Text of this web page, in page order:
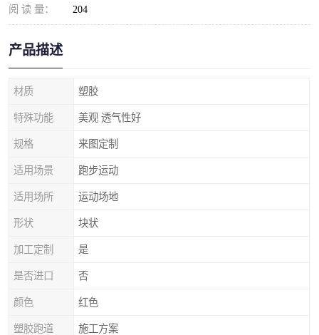
阅 读 量： 204
产品描述
材质 塑胶
特殊功能 美观 透气性好
规格 来图定制
适用场景 跑步运动
适用场所 运动场地
形状 块状
加工定制 是
是否进口 否
颜色 红色
塑胶跑道 施工方案